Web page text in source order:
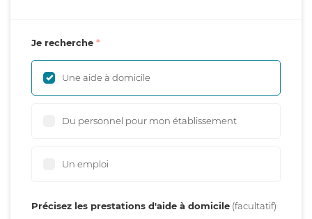
Je recherche
Une aide à domicile
Du personnel pour mon établissement
Un emploi
Précisez les prestations d'aide à domicile